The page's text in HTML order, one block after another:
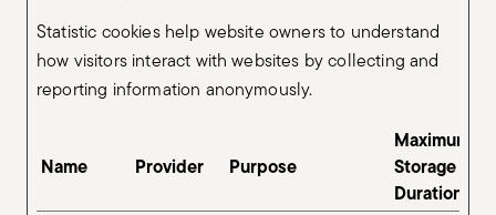
Statistic cookies help website owners to understand
how visitors interact with websites by collecting and
reporting information anonymously.
Name Provider Purpose
Maximum
Storage
Duration